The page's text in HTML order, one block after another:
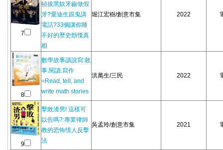
7
頓拔黑奴牙齒做假
牙?愛迪生跟鬼講
電話?33個讓你睡
不好的歷史顫慄真
相
堀江宏樹/創意市集 2022
8
數學故事讀說寫:敘
事.閱讀.寫作
=Read, tell, and
write math stories
洪萬生/三民 2022
9
擊敗渣男! 這樣可
以告嗎?:專業律師
教的恐怖情人反擊
法
吳孟玲/創意市集 2021